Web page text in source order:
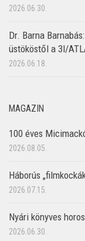
2026.06.30.
Dr. Barna
üstököstől a 3I/
2026.06.18.
MAGAZIN
100 éves
2026.08.05.
Háborús
2026.07.15.
Nyári könyves
2026.06.30.